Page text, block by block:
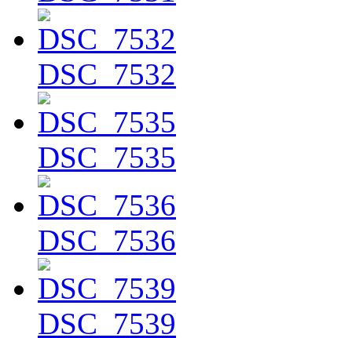
DSC_7532
DSC_7535
DSC_7536
DSC_7539